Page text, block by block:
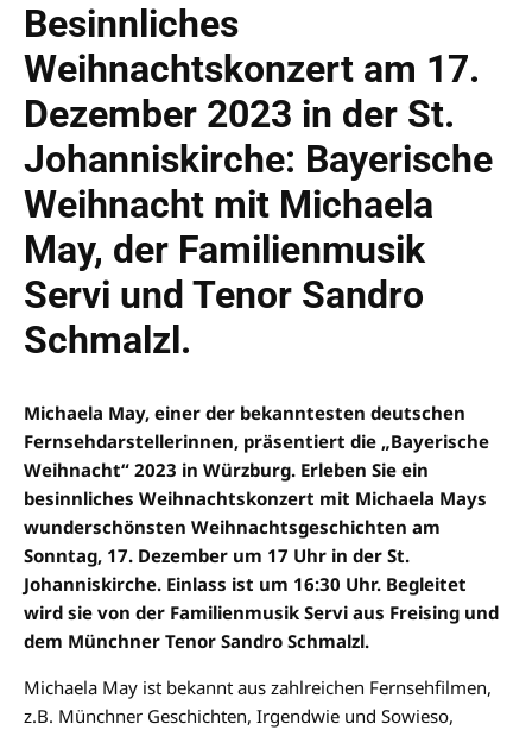
Besinnliches
Weihnachtskonzert am 17.
Dezember 2023 in der St.
Johanniskirche: Bayerische
Weihnacht mit Michaela
May, der Familienmusik
Servi und Tenor Sandro
Schmalzl.
Michaela May, einer der bekanntesten deutschen
Fernsehdarstellerinnen, präsentiert die „Bayerische
Weihnacht“ 2023 in Würzburg. Erleben Sie ein
besinnliches Weihnachtskonzert mit Michaela Mays
wunderschönsten Weihnachtsgeschichten am
Sonntag, 17. Dezember um 17 Uhr in der St.
Johanniskirche. Einlass ist um 16:30 Uhr. Begleitet
wird sie von der Familienmusik Servi aus Freising und
dem Münchner Tenor Sandro Schmalzl.
Michaela May ist bekannt aus zahlreichen Fernsehfilmen,
z.B. Münchner Geschichten, Irgendwie und Sowieso,